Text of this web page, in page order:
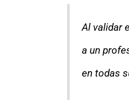
Al validar
a un
en todas